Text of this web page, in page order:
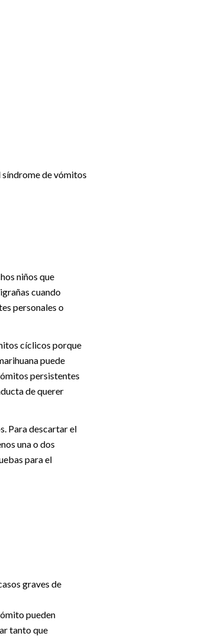
de vómitos
niños que
cuando
personales o
cíclicos porque
puede
persistentes
de querer
Para descartar el
una o dos
para el
graves de
pueden
tanto que